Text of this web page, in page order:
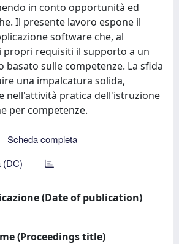
in conto opportunità ed
Il presente lavoro espone il
software che, al
propri requisiti il supporto a un
basato sulle competenze. La sfida
una impalcatura solida,
nell'attività pratica dell'istruzione
per competenze.
Scheda completa
(DC)
(Date of publication)
(Proceedings title)